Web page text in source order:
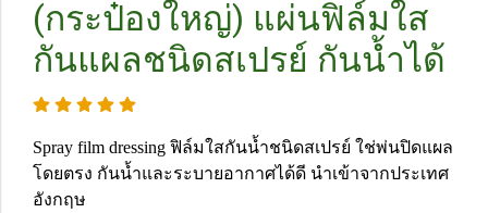
(กระป๋องใหญ่) แผ่นฟิล์มใส
กันแผลชนิดสเปรย์ กันน้ำได้
Spray film dressing ฟิล์มใสกันน้ำชนิดสเปรย์ ใช่พ่นปิดแผล
โดยตรง กันน้ำและระบายอากาศได้ดี นำเข้าจากประเทศ
อังกฤษ